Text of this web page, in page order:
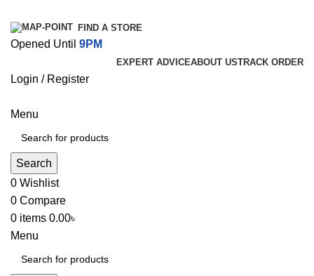
FIND A STORE
Opened Until 9PM
EXPERT ADVICEABOUT USTRACK ORDER
Login / Register
Menu
Search
0 Wishlist
0 Compare
0 items 0.00৳
Menu